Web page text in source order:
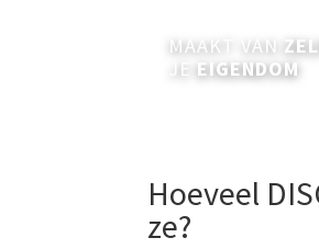
MAAKT VAN
JE
EIGENDOM
Hoeveel
ze?